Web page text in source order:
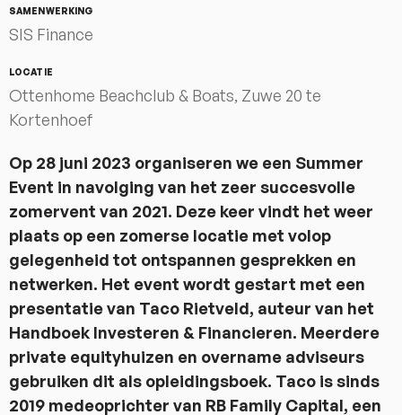
SAMENWERKING
SIS Finance
LOCATIE
Ottenhome Beachclub & Boats, Zuwe 20 te
Kortenhoef
Op 28 juni 2023 organiseren we een Summer
Event in navolging van het zeer succesvolle
zomervent van 2021. Deze keer vindt het weer
plaats op een zomerse locatie met volop
gelegenheid tot ontspannen gesprekken en
netwerken. Het event wordt gestart met een
presentatie van Taco Rietveld, auteur van het
Handboek Investeren & Financieren. Meerdere
private equityhuizen en overname adviseurs
gebruiken dit als opleidingsboek. Taco is sinds
2019 medeoprichter van RB Family Capital, een